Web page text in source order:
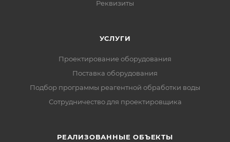
Реквизиты
УСЛУГИ
Проектирование оборудования
Поставка оборудования
Подбор программы реагентной обработки воды
Сотрудничество для проектировщика
РЕАЛИЗОВАННЫЕ ОБЪЕКТЫ